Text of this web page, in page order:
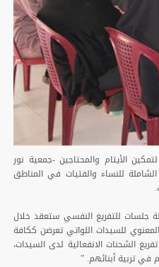
الأيتام والمحتاجين -جمعية نور
للنساء والفتيات في المناطق
جلسات للتفريغ النفسي ستعقد خلال
للسيدات اللواتي تعرضن ككافة
الشحنات الانفعالية لدى السيدات،
تربية أبنائهم. ”